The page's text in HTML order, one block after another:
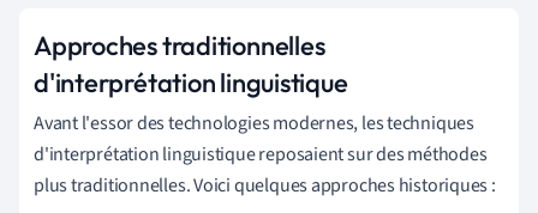
Approches traditionnelles
d'interprétation linguistique
Avant l'essor des technologies modernes, les techniques
d'interprétation linguistique reposaient sur des méthodes
plus traditionnelles. Voici quelques approches historiques :